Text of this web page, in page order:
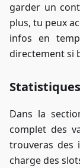
garder un
plus, tu peux
infos en
directement si
Statistiques
Dans la
complet des
trouveras des
charge des